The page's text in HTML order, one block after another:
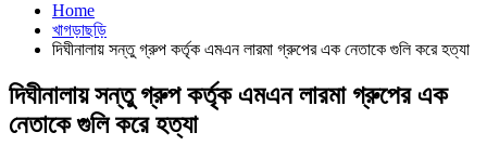
Home
খাগড়াছড়ি
দিঘীনালায় সন্তু গ্রুপ কর্তৃক এমএন লারমা গ্রুপের এক নেতাকে গুলি করে হত্যা
দিঘীনালায় সন্তু গ্রুপ কর্তৃক এমএন লারমা গ্রুপের এক
নেতাকে গুলি করে হত্যা